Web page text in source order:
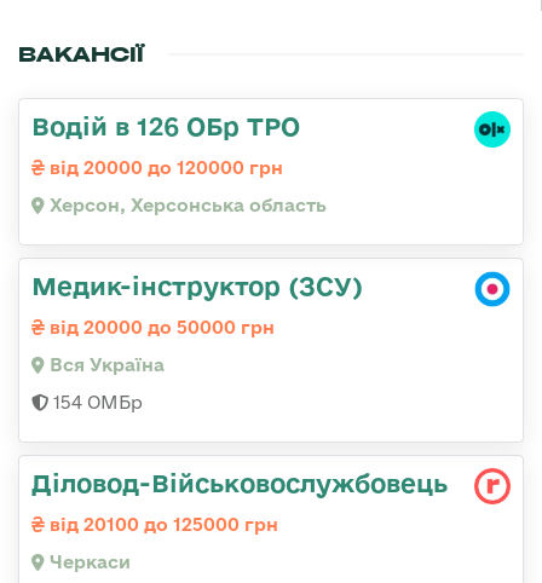
ВАКАНСІЇ
Водій в 126 ОБр ТРО
від 20000 до 120000 грн
Херсон, Херсонська область
Медик-інструктор (ЗСУ)
від 20000 до 50000 грн
Вся Україна
154 ОМБр
Діловод-Військовослужбовець
від 20100 до 125000 грн
Черкаси